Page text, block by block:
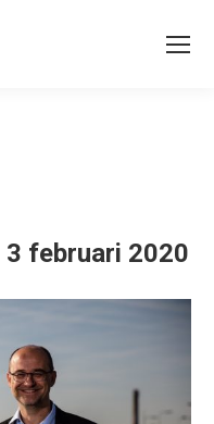
3 februari 2020